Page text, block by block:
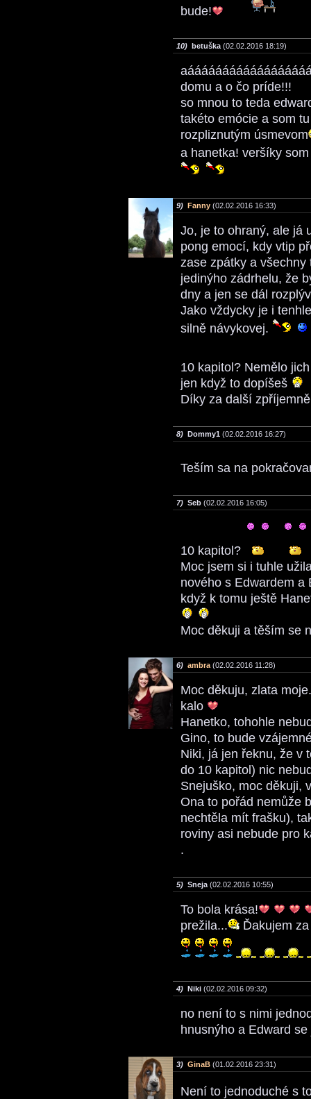
bude!
10) betuška (02.02.2016 18:19)
domu a o čo príde!!!
so mnou to teda
takéto emócie a som
rozpliznutým úsmevom
a hanetka! veršíky
9) Fanny (02.02.2016 16:33)
Jo, je to ohraný, ale já
pong emocí, kdy vtip
zase zpátky a
jedinýho zádrhelu, že
dny a jen se dál
Jako vždycky je i
silně návykovej.
10 kapitol? Nemělo
jen když to dopíšeš
Díky za další
8) Dommy1 (02.02.2016 16:27)
Teším sa na
7) Seb (02.02.2016 16:05)
10 kapitol?
Moc jsem si i tuhle
nového s Edwardem a
když k tomu ještě
Moc děkuji a těším se
6) ambra (02.02.2016 11:28)
Moc děkuju, zlata moje.
kalo
Hanetko, tohohle
Gino, to bude
Niki, já jen řeknu, že v
do 10 kapitol) nic
Snejuško, moc děkuji,
Ona to pořád nemůže
nechtěla mít frašku),
roviny asi nebude pro
.
5) Sneja (02.02.2016 10:55)
To bola krása!
prežila...
Ďakujem
4) Niki (02.02.2016 09:32)
no není to s nimi
hnusnýho a Edward
3) GinaB (01.02.2016 23:31)
Není to jednoduché s